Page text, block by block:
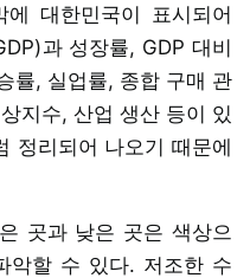
대한민국이 표시되어
과 성장률, GDP 대비
률, 실업률, 종합 구매 관
지수, 산업 생산 등이 있
정리되어 나오기 때문에
곳과 낮은 곳은 색상으
악할 수 있다. 저조한 수